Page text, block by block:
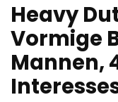
Heavy
Vormige
Mannen,